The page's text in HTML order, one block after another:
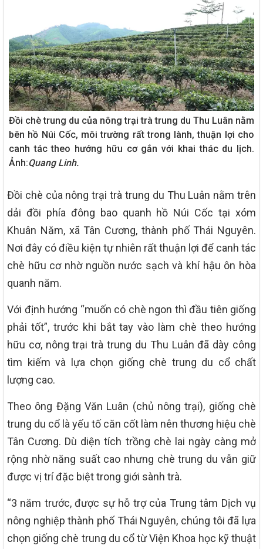
Đồi chè trung du của nông trại trà trung du Thu Luân nằm
bên hồ Núi Cốc, môi trường rất trong lành, thuận lợi cho
canh tác theo hướng hữu cơ gắn với khai thác du lịch.
Ảnh:Quang Linh.
Đồi chè của nông trại trà trung du Thu Luân nằm trên
dải đồi phía đông bao quanh hồ Núi Cốc tại xóm
Khuân Năm, xã Tân Cương, thành phố Thái Nguyên.
Nơi đây có điều kiện tự nhiên rất thuận lợi để canh tác
chè hữu cơ nhờ nguồn nước sạch và khí hậu ôn hòa
quanh năm.
Với định hướng “muốn có chè ngon thì đầu tiên giống
phải tốt”, trước khi bắt tay vào làm chè theo hướng
hữu cơ, nông trại trà trung du Thu Luân đã dày công
tìm kiếm và lựa chọn giống chè trung du cổ chất
lượng cao.
Theo ông Đặng Văn Luân (chủ nông trại), giống chè
trung du cổ là yếu tố căn cốt làm nên thương hiệu chè
Tân Cương. Dù diện tích trồng chè lai ngày càng mở
rộng nhờ năng suất cao nhưng chè trung du vẫn giữ
được vị trí đặc biệt trong giới sành trà.
“3 năm trước, được sự hỗ trợ của Trung tâm Dịch vụ
nông nghiệp thành phố Thái Nguyên, chúng tôi đã lựa
chọn giống chè trung du cổ từ Viện Khoa học kỹ thuật